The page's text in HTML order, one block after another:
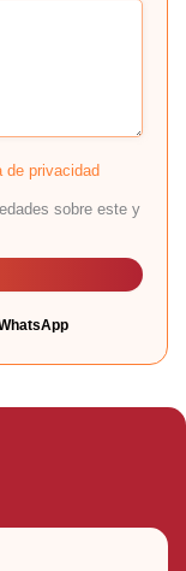
de privacidad
sobre este y